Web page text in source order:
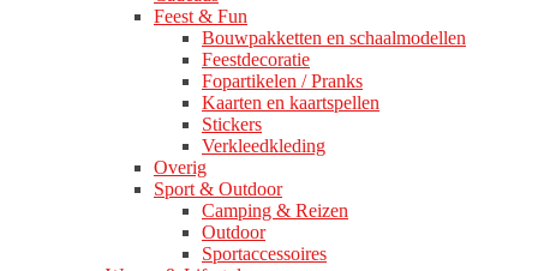
Feest & Fun
Bouwpakketten en schaalmodellen
Feestdecoratie
Fopartikelen / Pranks
Kaarten en kaartspellen
Stickers
Verkleedkleding
Overig
Sport & Outdoor
Camping & Reizen
Outdoor
Sportaccessoires